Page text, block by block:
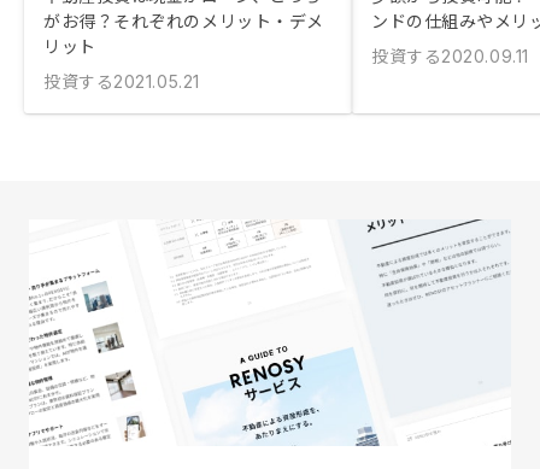
がお得？それぞれのメリット・デメ
リット
投資する2021.05.21
ンドの仕組みやメリ
投資する2020.09.11